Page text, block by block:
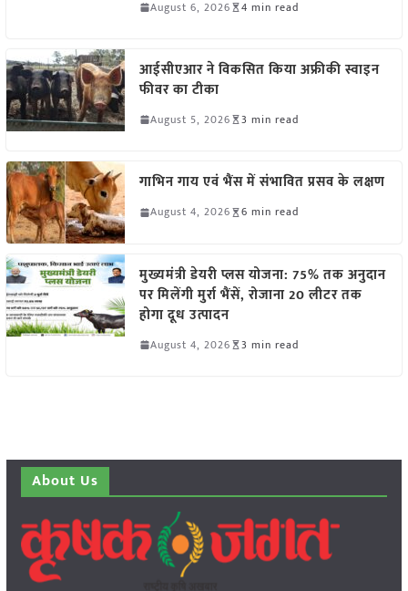
August 6, 2026 4 min read
आईसीएआर ने विकसित किया अफ्रीकी स्वाइन
फीवर का टीका
August 5, 2026 3 min read
गाभिन गाय एवं भैंस में संभावित प्रसव के लक्षण
August 4, 2026 6 min read
मुख्यमंत्री डेयरी प्लस योजना: 75% तक अनुदान
पर मिलेंगी मुर्रा भैंसें, रोजाना 20 लीटर तक
होगा दूध उत्पादन
August 4, 2026 3 min read
About Us